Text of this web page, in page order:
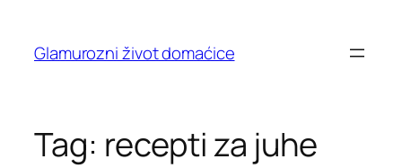
content
Glamurozni život domaćice
Tag: recepti za juhe